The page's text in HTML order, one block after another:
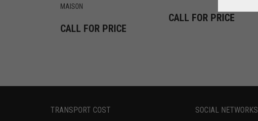
MAISON
CALL FOR PRICE
CALL FOR PRICE
TRANSPORT COST
SOCIAL NETWORKS